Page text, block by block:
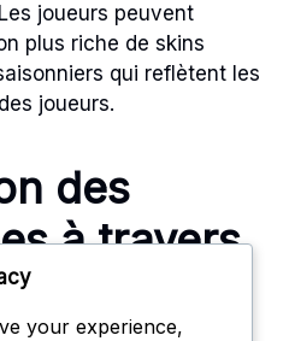
joueurs peuvent
plus riche de skins
qui reflètent les
joueurs.
des
à travers
your experience,